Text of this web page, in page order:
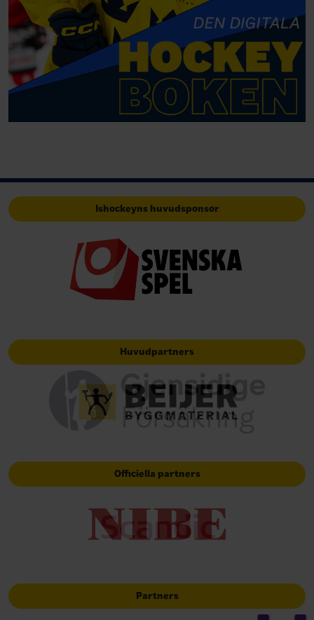
Ishockeyns huvudsponsor
Huvudpartners
Officiella partners
Partners